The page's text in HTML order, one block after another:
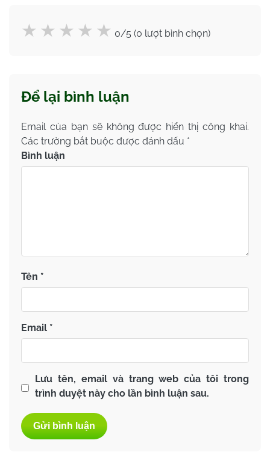
0/5 (0 lượt bình chọn)
Để lại bình luận
Email của bạn sẽ không được hiển thị công khai.
Các trường bắt buộc được đánh dấu *
Bình luận
Tên *
Email *
Lưu tên, email và trang web của tôi trong
trình duyệt này cho lần bình luận sau.